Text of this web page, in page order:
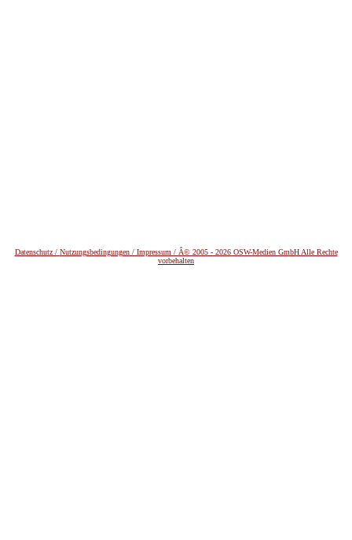
Datenschutz / Nutzungsbedingungen / Impressum / Â© 2005 - 2026 OSW-Medien GmbH Alle Rechte
vorbehalten